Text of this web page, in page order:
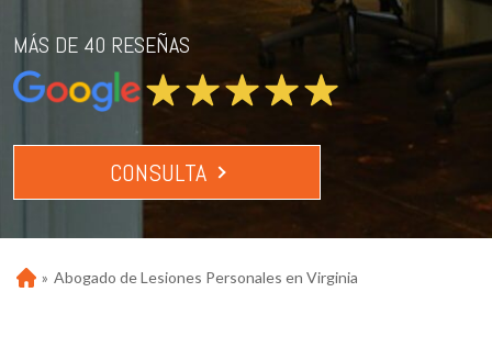
MÁS DE 40 RESEÑAS
CONSULTA
Ho » Abogado de Lesiones Personales en Virginia